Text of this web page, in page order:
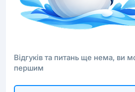
Відгуків та питань ще нема, ви
першим